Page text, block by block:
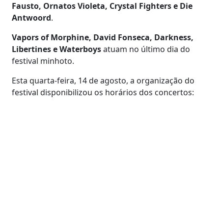
Fausto, Ornatos Violeta, Crystal Fighters e Die
Antwoord.
Vapors of Morphine, David Fonseca, Darkness,
Libertines e Waterboysatuam no último dia do
festival minhoto.
Esta quarta-feira, 14 de agosto, a organização do
festival disponibilizou os horários dos concertos: